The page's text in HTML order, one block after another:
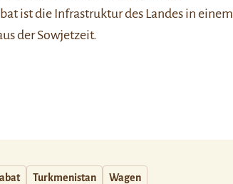
ist die Infrastruktur des Landes in einem
der Sowjetzeit.
Turkmenistan Wagen